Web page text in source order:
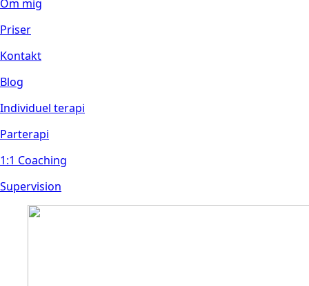
Om mig
Priser
Kontakt
Blog
Individuel terapi
Parterapi
1:1 Coaching
Supervision